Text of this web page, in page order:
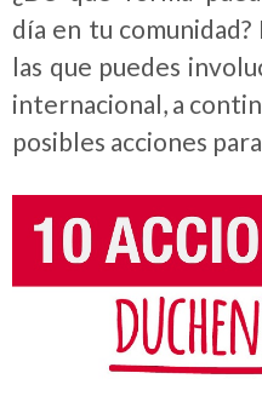
día en tu comunidad?
las que puedes
internacional, a
posibles acciones